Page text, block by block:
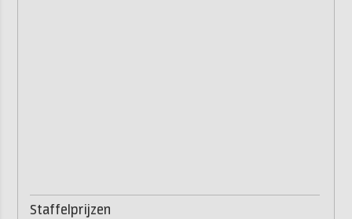
Staffelprijzen